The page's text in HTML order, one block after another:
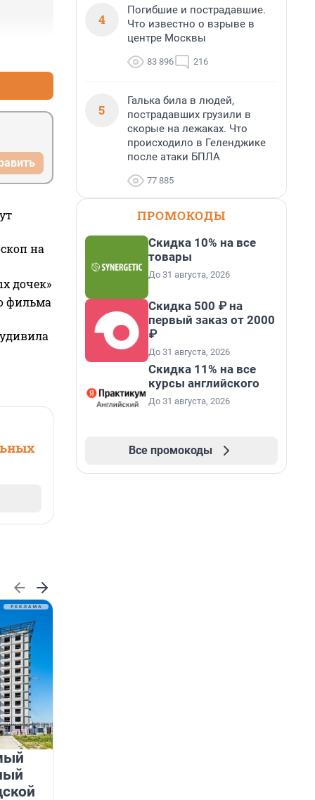
на
дочек»
фильма
4
Погибшие и пострадавшие.
Что известно о взрыве в
центре Москвы
83 896 216
5
Галька била в людей,
пострадавших грузили в
скорые на лежаках. Что
происходило в Геленджике
после атаки БПЛА
77 885
ПРОМОКОДЫ
Скидка 10% на все
товары
До 31 августа, 2026
Скидка 500 ₽ на
первый заказ от 2000
₽
До 31 августа, 2026
Скидка 11% на все
курсы английского
До 31 августа, 2026
Все промокоды